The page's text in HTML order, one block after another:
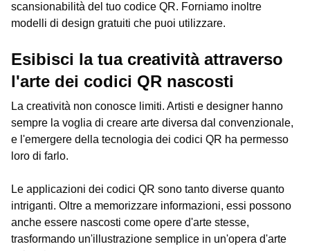
scansionabilità del tuo codice QR. Forniamo inoltre
modelli di design gratuiti che puoi utilizzare.
Esibisci la tua creatività attraverso
l'arte dei codici QR nascosti
La creatività non conosce limiti. Artisti e designer hanno
sempre la voglia di creare arte diversa dal convenzionale,
e l'emergere della tecnologia dei codici QR ha permesso
loro di farlo.
Le applicazioni dei codici QR sono tanto diverse quanto
intriganti. Oltre a memorizzare informazioni, essi possono
anche essere nascosti come opere d'arte stesse,
trasformando un'illustrazione semplice in un'opera d'arte